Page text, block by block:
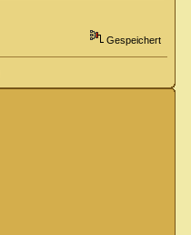
Gespeichert